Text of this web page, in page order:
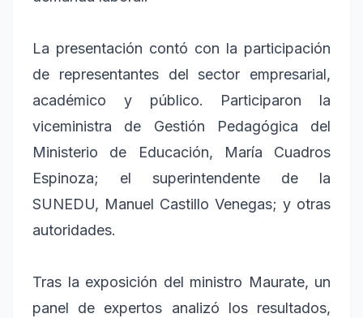
La presentación contó con la participación
de representantes del sector empresarial,
académico y público. Participaron la
viceministra de Gestión Pedagógica del
Ministerio de Educación, María Cuadros
Espinoza; el superintendente de la
SUNEDU, Manuel Castillo Venegas; y otras
autoridades.
Tras la exposición del ministro Maurate, un
panel de expertos analizó los resultados,